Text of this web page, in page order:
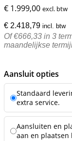
€ 1.999,00 excl. btw
€ 2.418,79 incl. btw
Of €666,33 in 3
maandelijkse
Aansluit opties
Standaard
extra service.
Aansluiten en
aan en plaatsen